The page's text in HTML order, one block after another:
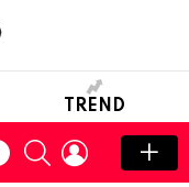
TREND
SWITCH
SKIN
SEARCHLOGIN